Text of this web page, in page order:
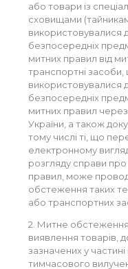
або товари із
сховищами
використовувалися
безпосередніх
митних правил від
транспортні засоби,
використовувалися
безпосередніх
митних правил
України, а також
тому числі ті, що
електронному
розгляду справи
правил, може
обстеження таких
або транспортних
2. Митне
виявлення товарів,
зазначених у частині
тимчасового